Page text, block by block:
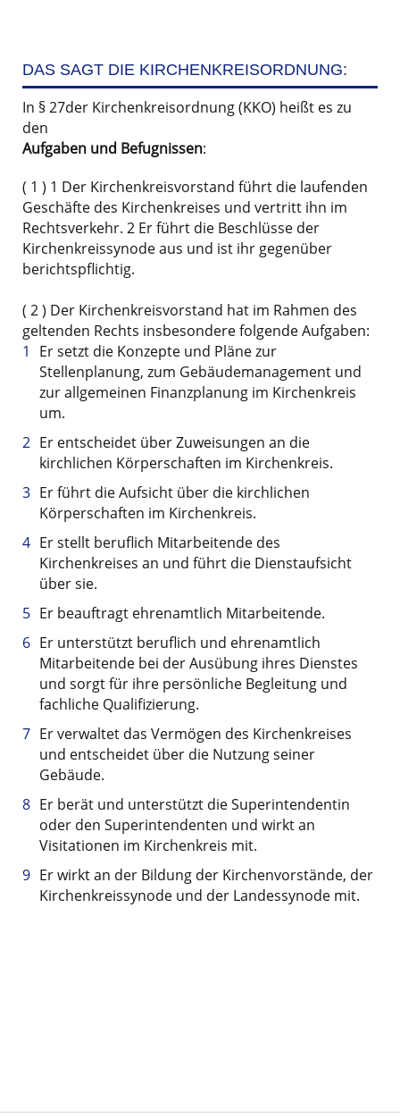
DAS SAGT DIE KIRCHENKREISORDNUNG:
In § 27der Kirchenkreisordnung (KKO) heißt es zu
den
Aufgaben und Befugnissen:
( 1 ) 1 Der Kirchenkreisvorstand führt die laufenden
Geschäfte des Kirchenkreises und vertritt ihn im
Rechtsverkehr. 2 Er führt die Beschlüsse der
Kirchenkreissynode aus und ist ihr gegenüber
berichtspflichtig.
( 2 ) Der Kirchenkreisvorstand hat im Rahmen des
geltenden Rechts insbesondere folgende Aufgaben:
Er setzt die Konzepte und Pläne zur
Stellenplanung, zum Gebäudemanagement und
zur allgemeinen Finanzplanung im Kirchenkreis
um.
Er entscheidet über Zuweisungen an die
kirchlichen Körperschaften im Kirchenkreis.
Er führt die Aufsicht über die kirchlichen
Körperschaften im Kirchenkreis.
Er stellt beruflich Mitarbeitende des
Kirchenkreises an und führt die Dienstaufsicht
über sie.
Er beauftragt ehrenamtlich Mitarbeitende.
Er unterstützt beruflich und ehrenamtlich
Mitarbeitende bei der Ausübung ihres Dienstes
und sorgt für ihre persönliche Begleitung und
fachliche Qualifizierung.
Er verwaltet das Vermögen des Kirchenkreises
und entscheidet über die Nutzung seiner
Gebäude.
Er berät und unterstützt die Superintendentin
oder den Superintendenten und wirkt an
Visitationen im Kirchenkreis mit.
Er wirkt an der Bildung der Kirchenvorstände, der
Kirchenkreissynode und der Landessynode mit.